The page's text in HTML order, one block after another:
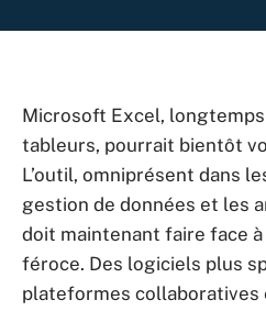
Microsoft Excel,
tableurs, pourrait bientôt
L’outil, omniprésent dans
gestion de données et les
doit maintenant faire face
féroce. Des logiciels plus
plateformes